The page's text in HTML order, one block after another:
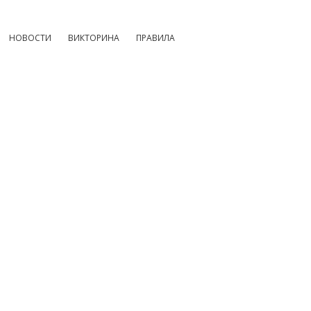
НОВОСТИ ВИКТОРИНА ПРАВИЛА